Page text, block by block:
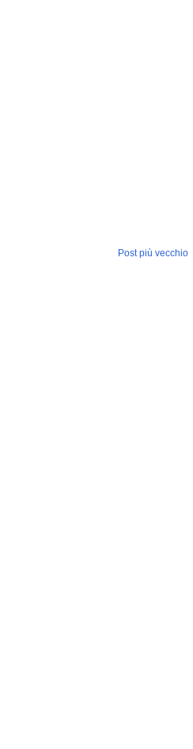
Post più vecchio